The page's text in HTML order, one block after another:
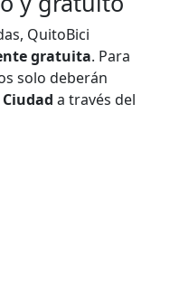
QuitoBici
gratuita. Para
solo deberán
a través del